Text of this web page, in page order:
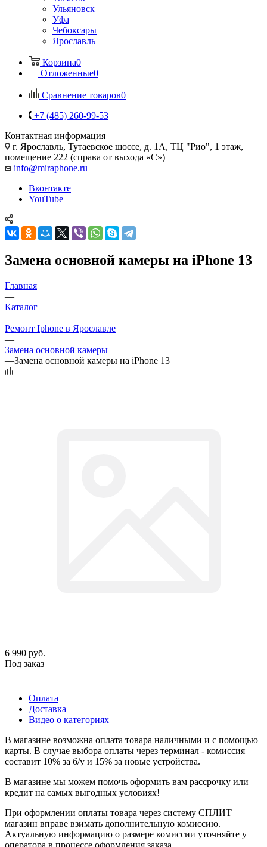
Ульяновск
Уфа
Чебоксары
Ярославль
Корзина0
Отложенные0
Сравнение товаров0
+7 (485) 260-99-53
Контактная информация
г. Ярославль, Тутаевское шоссе, д. 1А, ТЦ "Рио", 1 этаж,
помещение 222 (справа от выхода «С»)
info@miraphone.ru
Вконтакте
YouTube
Замена основной камеры на iPhone 13
Главная
—
Каталог
—
Ремонт Iphone в Ярославле
—
Замена основной камеры
—Замена основной камеры на iPhone 13
6 990 руб.
Под заказ
Оплата
Доставка
Видео о категориях
В магазине возможна оплата товара наличными и с помощью
карты. В случае выбора оплаты через терминал - комиссия
составит 10% за б/у и 15% за новые устройства.
В магазине мы можем помочь оформить вам рассрочку или
кредит на самых выгодных условиях!
При оформлении оплаты товара через систему СПЛИТ
магазин вправе взимать дополнительную комиссию.
Актуальную информацию о размере комиссии уточняйте у
оператора в процессе оформления заказа.